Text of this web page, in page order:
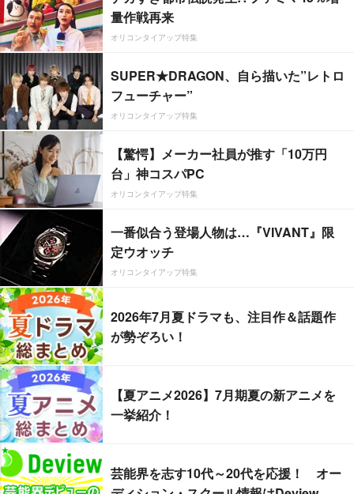
量作戦再来
オリコンタイアップ特集
SUPER★DRAGON、自ら描いた”レトロ
フューチャー”
オリコンタイアップ特集
【驚愕】メーカー社員が推す「10万円
台」神コスパPC
オリコンタイアップ特集
一番似合う登場人物は…『VIVANT』限
定ウオッチ
オリコンタイアップ特集
2026年7月夏ドラマも、注目作＆話題作
が勢ぞろい！
【夏アニメ2026】7月期夏の新アニメを
一挙紹介！
芸能界を志す10代～20代を応援！ オー